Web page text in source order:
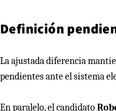
Definición
La ajustada diferencia
pendientes ante el sistema
En paralelo, el candidato